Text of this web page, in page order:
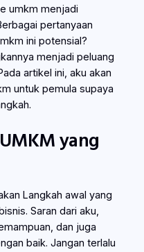
umkm menjadi
pertanyaan
ini potensial?
menjadi peluang
artikel ini, aku akan
untuk pemula supaya
yang
Langkah awal yang
Saran dari aku,
dan juga
baik. Jangan terlalu